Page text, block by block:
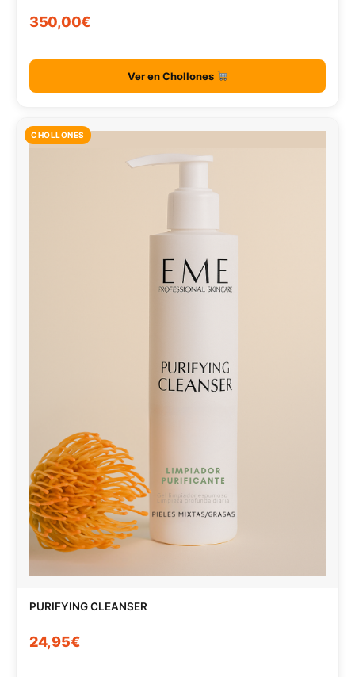
350,00€
Ver en Chollones
CHOLLONES
PURIFYING CLEANSER
24,95€